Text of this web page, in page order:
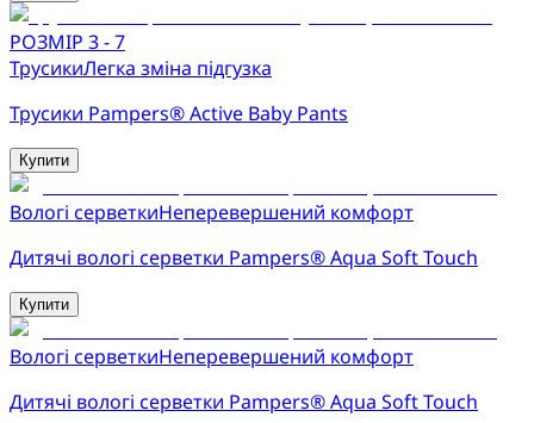
РОЗМІР 3 - 7
ТрусикиЛегка зміна підгузка
Трусики Pampers® Active Baby Pants
Купити
Вологі серветкиНеперевершений комфорт
Дитячі вологі серветки Pampers® Aqua Soft Touch
Купити
Вологі серветкиНеперевершений комфорт
Дитячі вологі серветки Pampers® Aqua Soft Touch